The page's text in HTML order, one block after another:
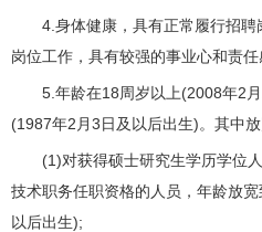
4.身体健康，具有正常履行招聘
岗位工作，具有较强的事业心和责任
5.年龄在18周岁以上(2008年2月
(1987年2月3日及以后出生)。其中放
(1)对获得硕士研究生学历学位人
技术职务任职资格的人员，年龄放
以后出生);